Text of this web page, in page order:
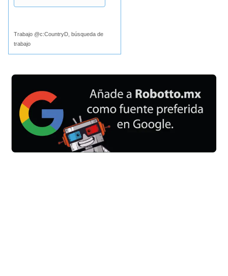
Trabajo @c:CountryD, búsqueda de
trabajo